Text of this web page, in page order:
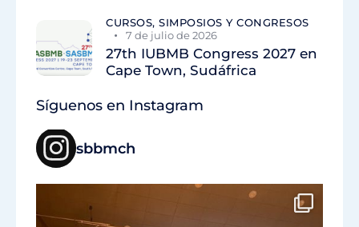
CURSOS, SIMPOSIOS Y CONGRESOS
7 de julio de 2026
27th IUBMB Congress 2027 en
Cape Town, Sudáfrica
Síguenos en Instagram
sbbmch